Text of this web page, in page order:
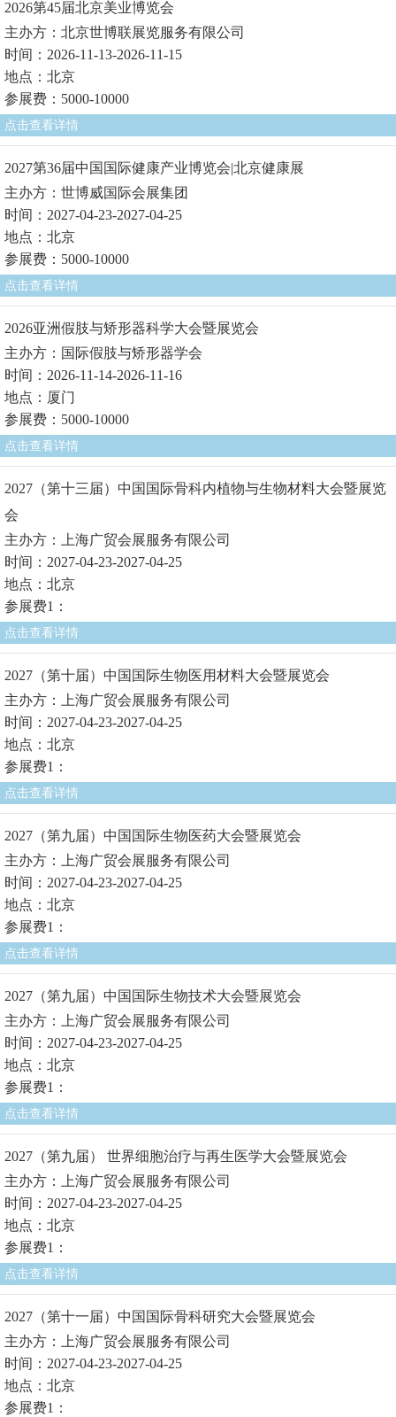
2026第45届北京美业博览会
主办方：北京世博联展览服务有限公司
时间：2026-11-13-2026-11-15
地点：北京
参展费：5000-10000
点击查看详情
2027第36届中国国际健康产业博览会|北京健康展
主办方：世博威国际会展集团
时间：2027-04-23-2027-04-25
地点：北京
参展费：5000-10000
点击查看详情
2026亚洲假肢与矫形器科学大会暨展览会
主办方：国际假肢与矫形器学会
时间：2026-11-14-2026-11-16
地点：厦门
参展费：5000-10000
点击查看详情
2027（第十三届）中国国际骨科内植物与生物材料大会暨展览
会
主办方：上海广贸会展服务有限公司
时间：2027-04-23-2027-04-25
地点：北京
参展费1：
点击查看详情
2027（第十届）中国国际生物医用材料大会暨展览会
主办方：上海广贸会展服务有限公司
时间：2027-04-23-2027-04-25
地点：北京
参展费1：
点击查看详情
2027（第九届）中国国际生物医药大会暨展览会
主办方：上海广贸会展服务有限公司
时间：2027-04-23-2027-04-25
地点：北京
参展费1：
点击查看详情
2027（第九届）中国国际生物技术大会暨展览会
主办方：上海广贸会展服务有限公司
时间：2027-04-23-2027-04-25
地点：北京
参展费1：
点击查看详情
2027（第九届） 世界细胞治疗与再生医学大会暨展览会
主办方：上海广贸会展服务有限公司
时间：2027-04-23-2027-04-25
地点：北京
参展费1：
点击查看详情
2027（第十一届）中国国际骨科研究大会暨展览会
主办方：上海广贸会展服务有限公司
时间：2027-04-23-2027-04-25
地点：北京
参展费1：